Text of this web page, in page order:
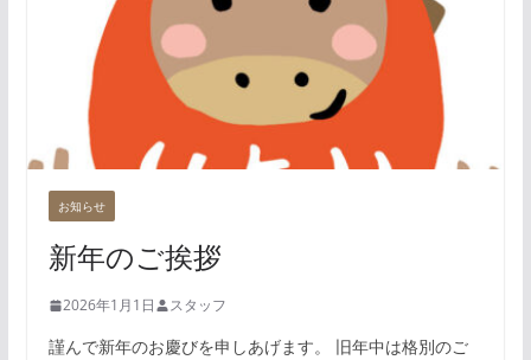
お知らせ
新年のご挨拶
2026年1月1日 スタッフ
謹んで新年のお慶びを申しあげます。 旧年中は格別のご